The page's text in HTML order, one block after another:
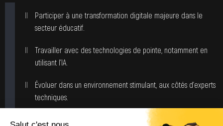
Participer à une transformation digitale majeure dans le
secteur éducatif.
Travailler avec des technologies de pointe, notamment en
utilisant l’IA.
Évoluer dans un environnement stimulant, aux côtés d’experts
techniques.
Contribuer à des projets ayant un impact direct et tangible